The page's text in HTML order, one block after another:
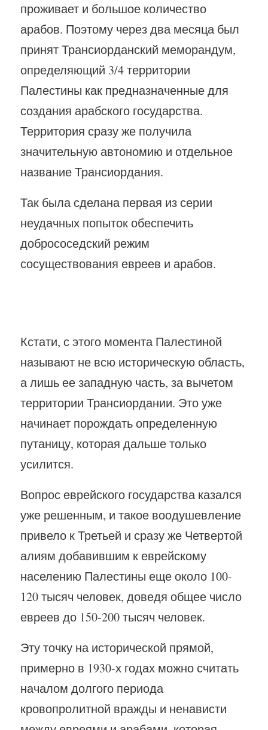
проживает и большое количество
арабов. Поэтому через два месяца был
принят Трансиорданский меморандум,
определяющий 3/4 территории
Палестины как предназначенные для
создания арабского государства.
Территория сразу же получила
значительную автономию и отдельное
название Трансиордания.
Так была сделана первая из серии
неудачных попыток обеспечить
добрососедский режим
сосуществования евреев и арабов.
Кстати, с этого момента Палестиной
называют не всю историческую область,
а лишь ее западную часть, за вычетом
территории Трансиордании. Это уже
начинает порождать определенную
путаницу, которая дальше только
усилится.
Вопрос еврейского государства казался
уже решенным, и такое воодушевление
привело к Третьей и сразу же Четвертой
алиям добавившим к еврейскому
населению Палестины еще около 100-
120 тысяч человек, доведя общее число
евреев до 150-200 тысяч человек.
Эту точку на исторической прямой,
примерно в 1930-х годах можно считать
началом долгого периода
кровопролитной вражды и ненависти